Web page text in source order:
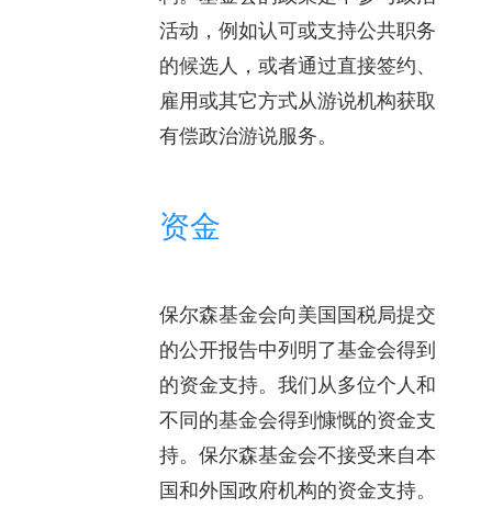
活动，例如认可或支持公共职务
的候选人，或者通过直接签约、
雇用或其它方式从游说机构获取
有偿政治游说服务。
资金
保尔森基金会向美国国税局提交
的公开报告中列明了基金会得到
的资金支持。我们从多位个人和
不同的基金会得到慷慨的资金支
持。保尔森基金会不接受来自本
国和外国政府机构的资金支持。